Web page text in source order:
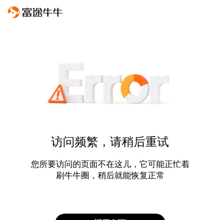
访问频繁，请稍后重试
您所要访问的页面不在这儿，它可能正忙着
刷牛牛圈，稍后就能恢复正常